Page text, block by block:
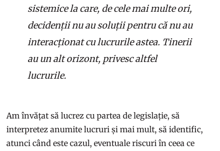
sistemice la care, de cele mai multe ori,
decidenții nu au soluții pentru că nu au
interacționat cu lucrurile astea. Tinerii
au un alt orizont, privesc altfel
lucrurile.
Am învățat să lucrez cu partea de legislație, să
interpretez anumite lucruri și mai mult, să identific,
atunci când este cazul, eventuale riscuri în ceea ce